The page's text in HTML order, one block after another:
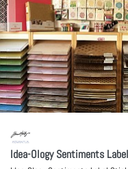
Idea-Ology Sentiments